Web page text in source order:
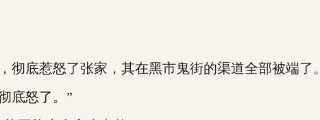
底惹怒了张家，其在黑市鬼街的渠道全部被端了。
底怒了。”